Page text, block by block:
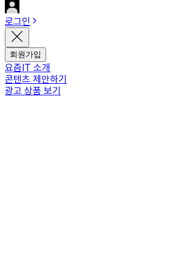
로그인
회원가입
요즘IT 소개
콘텐츠 제안하기
광고 상품 보기